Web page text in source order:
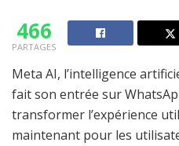
466
PARTAGES
Meta AI, l’intelligence
fait son entrée sur
transformer l’expérience
maintenant pour les